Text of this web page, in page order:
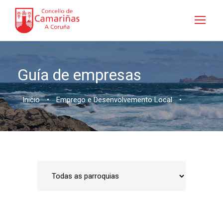
Guía de empresas
Inicio • Emprego e Desenvolvemento Local •